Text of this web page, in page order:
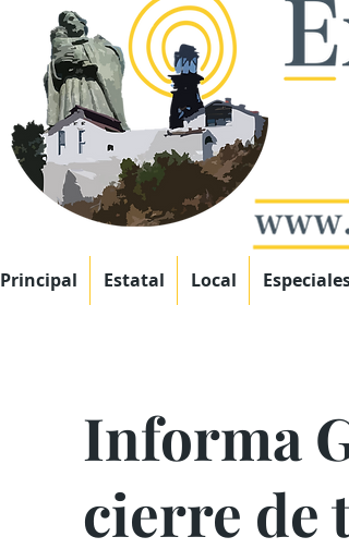
Principal Estatal Local
Informa
cierre de